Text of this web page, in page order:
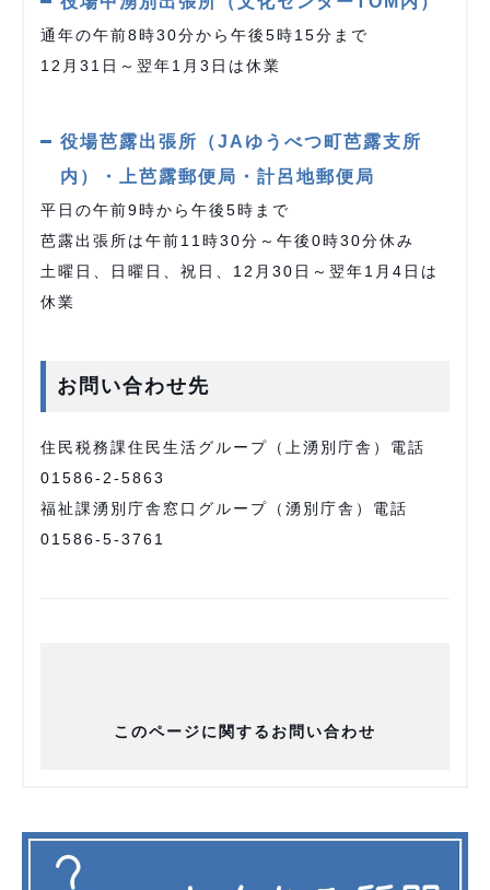
通年の午前8時30分から午後5時15分まで
12月31日～翌年1月3日は休業
役場芭露出張所（JAゆうべつ町芭露支所
内）・上芭露郵便局・計呂地郵便局
平日の午前9時から午後5時まで
芭露出張所は午前11時30分～午後0時30分休み
土曜日、日曜日、祝日、12月30日～翌年1月4日は
休業
お問い合わせ先
住民税務課住民生活グループ（上湧別庁舎）電話
01586-2-5863
福祉課湧別庁舎窓口グループ（湧別庁舎）電話
01586-5-3761
このページに関するお問い合わせ